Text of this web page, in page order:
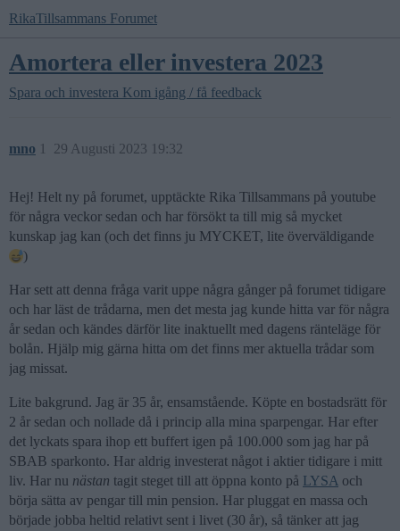
RikaTillsammans Forumet
Amortera eller investera 2023
Spara och investera Kom igång / få feedback
mno 29 Augusti 2023 19:32
1
Hej! Helt ny på forumet, upptäckte Rika Tillsammans på youtube
för några veckor sedan och har försökt ta till mig så mycket
kunskap jag kan (och det finns ju MYCKET, lite överväldigande
)
Har sett att denna fråga varit uppe några gånger på forumet tidigare
och har läst de trådarna, men det mesta jag kunde hitta var för några
år sedan och kändes därför lite inaktuellt med dagens ränteläge för
bolån. Hjälp mig gärna hitta om det finns mer aktuella trådar som
jag missat.
Lite bakgrund. Jag är 35 år, ensamstående. Köpte en bostadsrätt för
2 år sedan och nollade då i princip alla mina sparpengar. Har efter
det lyckats spara ihop ett buffert igen på 100.000 som jag har på
SBAB sparkonto. Har aldrig investerat något i aktier tidigare i mitt
liv. Har nu nästan tagit steget till att öppna konto på LYSA och
börja sätta av pengar till min pension. Har pluggat en massa och
började jobba heltid relativt sent i livet (30 år), så tänker att jag